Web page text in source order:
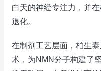
白天的神经专注力，并
退化。
在制剂工艺层面，柏生
术，为NMN分子构建了